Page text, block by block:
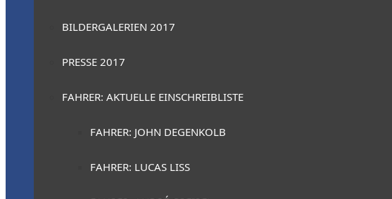
BILDERGALERIEN 2017
PRESSE 2017
FAHRER: AKTUELLE EINSCHREIBLISTE
FAHRER: JOHN DEGENKOLB
FAHRER: LUCAS LISS